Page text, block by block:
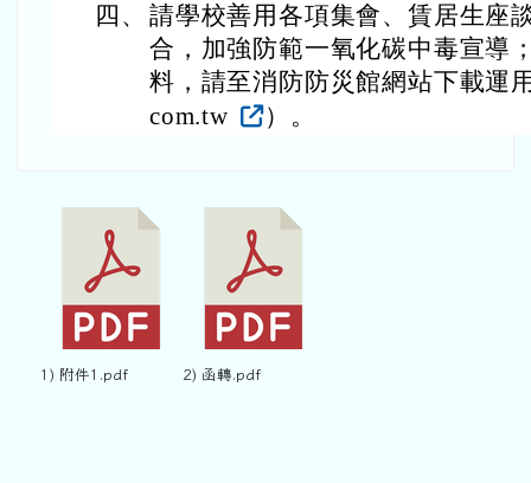
四、 請學校善用各項集會、賃居生座
合，加強防範一氧化碳中毒宣導
料，請至消防防災館網站下載運
com.tw
）。
1) 附件1.pdf 2) 函轉.pdf